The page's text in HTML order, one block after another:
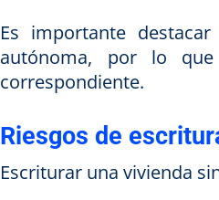
Es importante
autónoma, por lo
correspondiente.
Riesgos de
Escriturar una vivienda